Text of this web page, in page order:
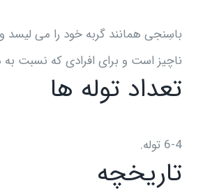
باسِنجی همانند گربه خود را می لیسد
ناچیز است و برای افرادی که نسبت
تعداد توله ها
6-4 توله.
تاریخچه